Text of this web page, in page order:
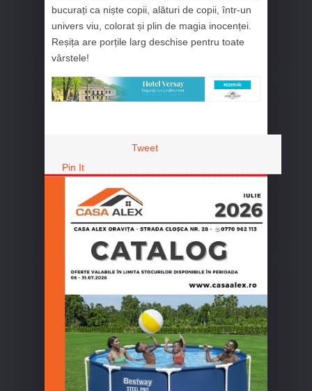
bucurați ca niște copii, alături de copii, într-un
univers viu, colorat și plin de magia inocenței.
Reșița are porțile larg deschise pentru toate
vârstele!
Tweet
Pin It